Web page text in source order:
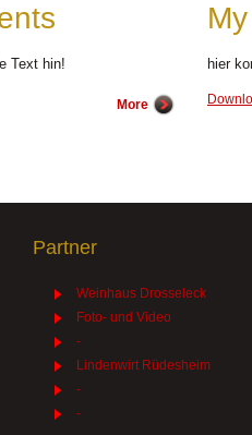
Text hin!
More
hier
Partner
Weinhaus Drosseleck
Foto- und Video
-
Lindenwirt Rüdesheim
-
-